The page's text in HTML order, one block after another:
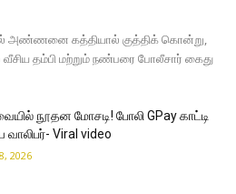
அண்ணனை கத்தியால் குத்திக் கொன்று,
தம்பி மற்றும் நண்பரை போலீசார் கைது
நூதன மோசடி! போலி GPay காட்டி
வாலிபர்- Viral video
2026